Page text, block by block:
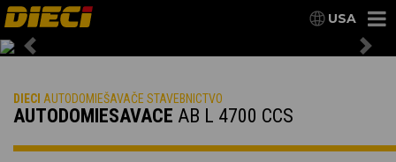
USA
Previous
DIECI AUTODOMIEŠAVAČE STAVEBNICTVO
AUTODOMIESAVACE AB L 4700 CCS